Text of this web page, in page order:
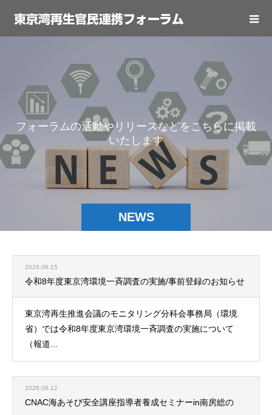
NEWS
フ ォ ーラ ムの活動やリ リ ースなどを こち らに掲載
いた し ます
2026.06.15
令和8年度東京湾環境一斉調査の実施/事前登録のお知らせ
東京湾再生推進会議のモニタリング分科会事務局（環境
省）では令和8年度東京湾環境一斉調査の実施について
（報道...
2026.06.12
CNAC海あそび安全講座指導者養成セミナーin南房総の